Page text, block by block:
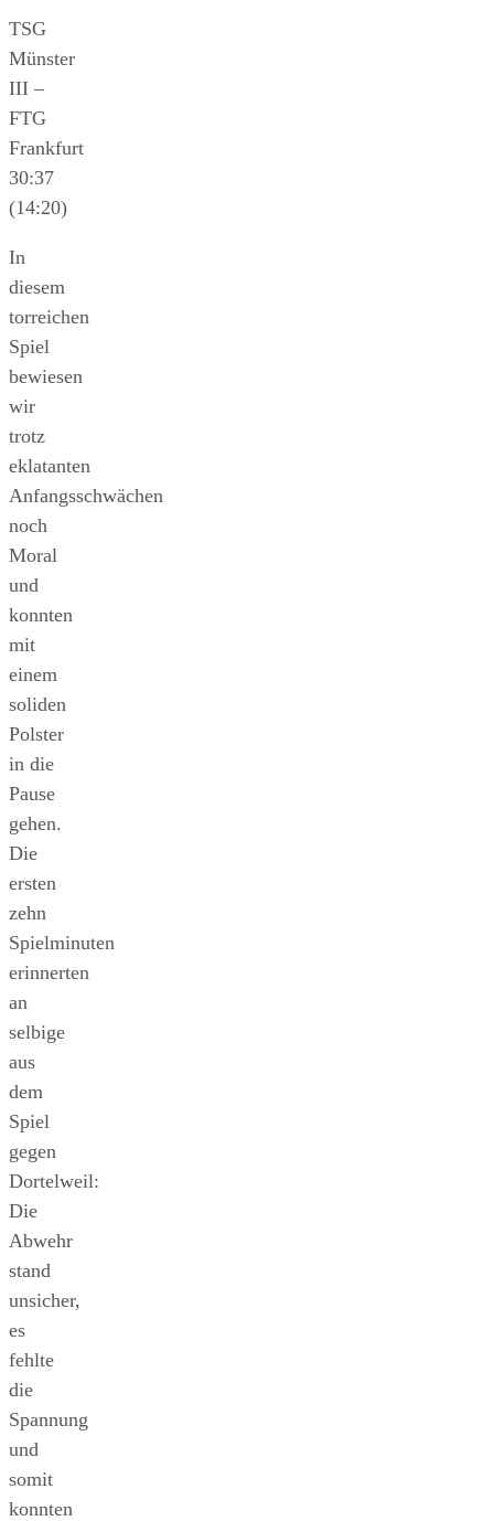
TSG
Münster
III –
FTG
Frankfurt
30:37
(14:20)
In
diesem
torreichen
Spiel
bewiesen
wir
trotz
eklatanten
Anfangsschwächen
noch
Moral
und
konnten
mit
einem
soliden
Polster
in die
Pause
gehen.
Die
ersten
zehn
Spielminuten
erinnerten
an
selbige
aus
dem
Spiel
gegen
Dortelweil:
Die
Abwehr
stand
unsicher,
es
fehlte
die
Spannung
und
somit
konnten